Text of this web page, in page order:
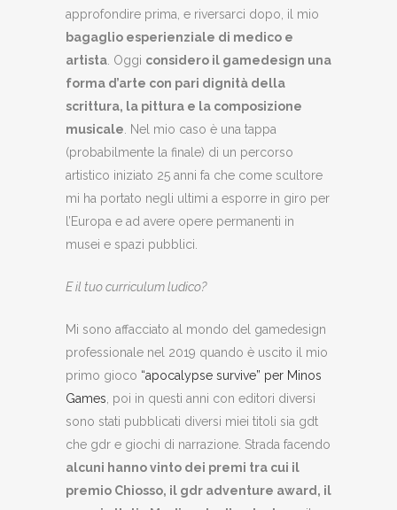
approfondire prima, e riversarci dopo, il mio
bagaglio esperienziale di medico e
artista . Oggi considero il gamedesign una
forma d’arte con pari dignità della
scrittura, la pittura e la composizione
musicale . Nel mio caso è una tappa
(probabilmente la finale) di un percorso
artistico iniziato 25 anni fa che come scultore
mi ha portato negli ultimi a esporre in giro per
l’Europa e ad avere opere permanenti in
musei e spazi pubblici.
E il tuo curriculum ludico?
Mi sono affacciato al mondo del gamedesign
professionale nel 2019 quando è uscito il mio
primo gioco “apocalypse survive” per Minos
Games , poi in questi anni con editori diversi
sono stati pubblicati diversi miei titoli sia gdt
che gdr e giochi di narrazione. Strada facendo
alcuni hanno vinto dei premi tra cui il
premio Chiosso, il gdr adventure award, il